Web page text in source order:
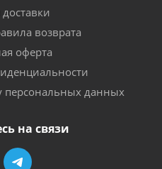
возврата
оферта
персональных данных
на связи